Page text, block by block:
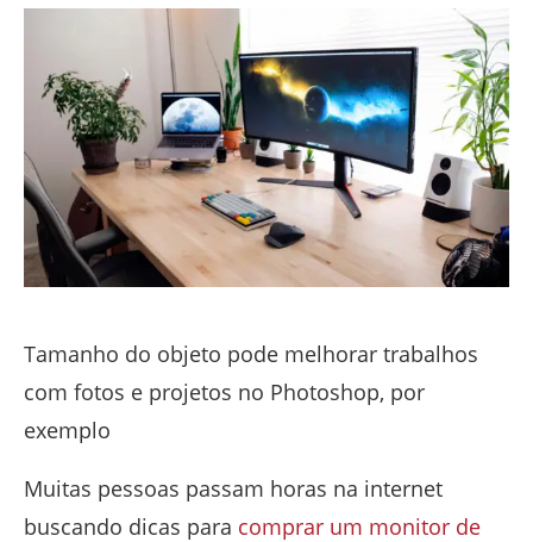
Tamanho do objeto pode melhorar trabalhos
com fotos e projetos no Photoshop, por
exemplo
Muitas pessoas passam horas na internet
buscando dicas para comprar um monitor de